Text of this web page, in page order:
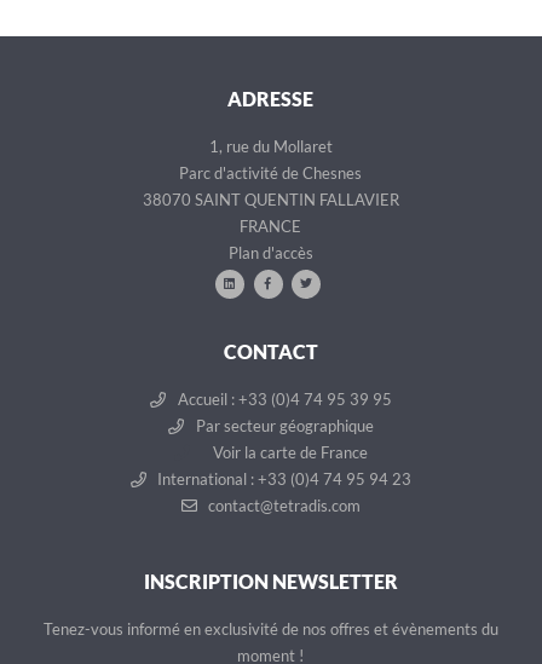
ADRESSE
1, rue du Mollaret
Parc d'activité de Chesnes
38070 SAINT QUENTIN FALLAVIER
FRANCE
Plan d'accès
CONTACT
Accueil : +33 (0)4 74 95 39 95
Par secteur géographique
Voir la carte de France
International : +33 (0)4 74 95 94 23
contact@tetradis.com
INSCRIPTION NEWSLETTER
Tenez-vous informé en exclusivité de nos offres et évènements du
moment !